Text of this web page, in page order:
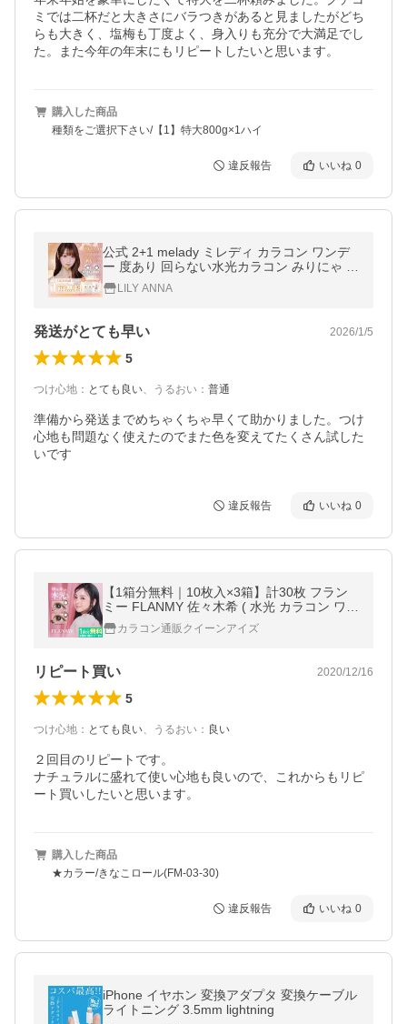
ミでは二杯だと大きさにバラつきがあると見ましたがどち
らも大きく、塩梅も丁度よく、身入りも充分で大満足でし
た。また今年の年末にもリピートしたいと思います。
購入した商品
種類をご選択下さい/【1】特大800g×1ハイ
違反報告 いいね 0
公式 2+1 melady ミレディ カラコン ワンデ
ー 度あり 回らない水光カラコン みりにゃ 大
谷映美里 軸固定 カラーコンタクト 1day 度
なし 10枚 プリンセスショコラ
LILY ANNA
発送がとても早い 2026/1/5
5
つけ心地 ： とても良い、 うるおい ： 普通
準備から発送までめちゃくちゃ早くて助かりました。つけ
心地も問題なく使えたのでまた色を変えてたくさん試した
いです
違反報告 いいね 0
【1箱分無料｜10枚入×3箱】計30枚 フラン
ミー FLANMY 佐々木希 ( 水光 カラコン ワン
デー 即日配送 送料無料 度あり 度なし 人気
カラーコンタクト 1DAY )
カラコン通販クイーンアイズ
リピート買い 2020/12/16
5
つけ心地 ： とても良い、 うるおい ： 良い
２回目のリピートです。
ナチュラルに盛れて使い心地も良いので、これからもリピ
ート買いしたいと思います。
購入した商品
★カラー/きなこロール(FM-03-30)
違反報告 いいね 0
iPhone イヤホン 変換アダプタ 変換ケーブル
ライトニング 3.5mm lightning